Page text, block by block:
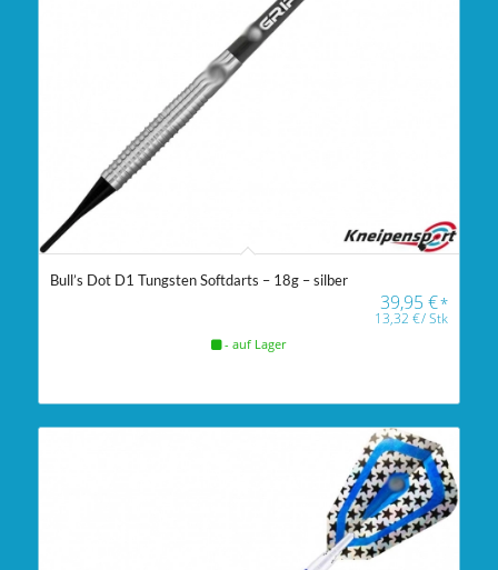
Bull’s Dot D1 Tungsten Softdarts – 18g – silber
39,95€*
13,32€/Stk
- auf Lager